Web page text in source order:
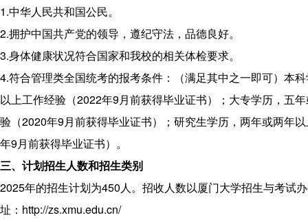
1.中华人民共和国公民。
2.拥护中国共产党的领导，遵纪守法，品德良好。
3.身体健康状况符合国家和我校的相关体检要求。
4.符合管理类全国统考的报考条件：（满足其中之一即可）本
以上工作经验（2022年9月前获得毕业证书）；大专学历，五
验（2020年9月前获得毕业证书）；研究生学历，两年或两年
年9月前获得毕业证书）。
三、计划招生人数和招生类别
2025年的招生计划为450人。招收人数以厦门大学招生与考试
址： http://zs.xmu.edu.cn/